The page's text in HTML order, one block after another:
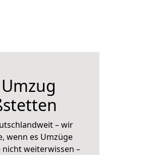
– wir
wenn es Umzüge
weiterwissen –